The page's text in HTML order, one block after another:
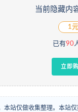
当前隐藏内
1元
已有90
立即
本站仅做收集整理。本站